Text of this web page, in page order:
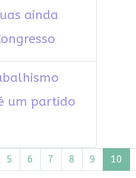
ainda
um partido
5 6 7 8 9 10